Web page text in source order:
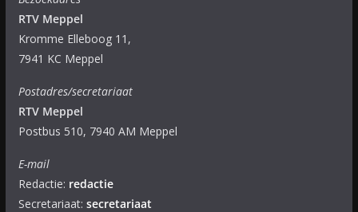
RTV Meppel
Kromme Elleboog 11,
7941 KC Meppel
Postadres/secretariaat
RTV Meppel
Postbus 510, 7940 AM Meppel
E-mail
Redactie: redactie
Secretariaat: secretariaat